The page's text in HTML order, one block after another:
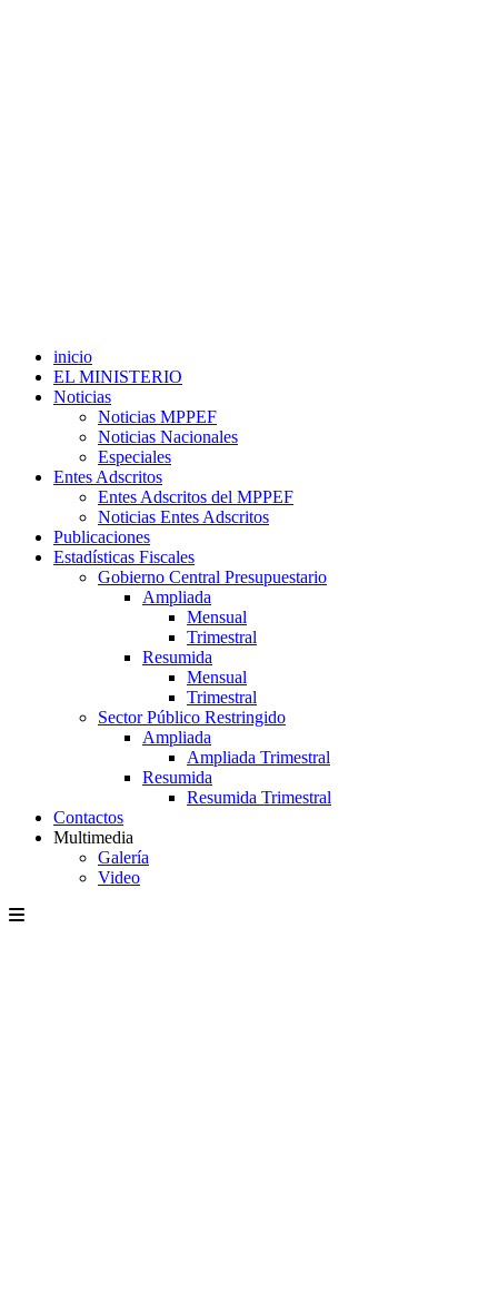
inicio
EL MINISTERIO
Noticias
Noticias MPPEF
Noticias Nacionales
Especiales
Entes Adscritos
Entes Adscritos del MPPEF
Noticias Entes Adscritos
Publicaciones
Estadísticas Fiscales
Gobierno Central Presupuestario
Ampliada
Mensual
Trimestral
Resumida
Mensual
Trimestral
Sector Público Restringido
Ampliada
Ampliada Trimestral
Resumida
Resumida Trimestral
Contactos
Multimedia
Galería
Video